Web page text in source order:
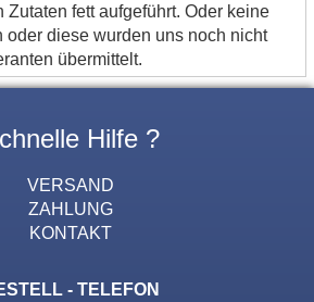
fett aufgeführt. Oder keine
diese wurden uns noch nicht
übermittelt.
Hilfe ?
VERSAND
ZAHLUNG
KONTAKT
- TELEFON